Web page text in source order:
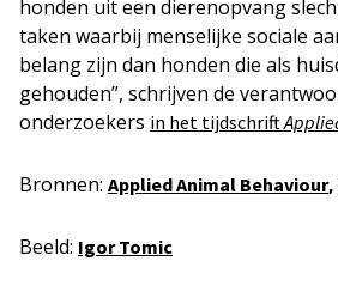
honden uit een dierenopvang
taken waarbij menselijke sociale
belang zijn dan honden die als
gehouden”, schrijven de
onderzoekers in het tijdschrift
Bronnen: Applied Animal Behaviour,
Beeld: Igor Tomic